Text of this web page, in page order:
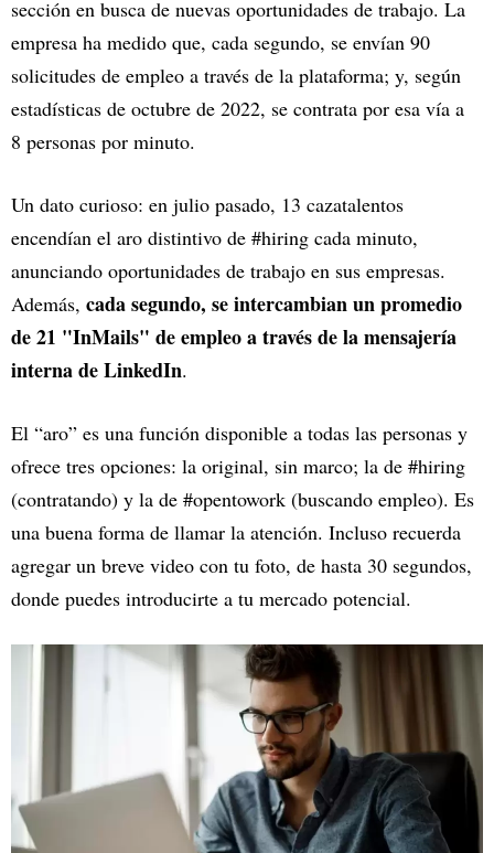
sección en busca de nuevas oportunidades de trabajo. La
empresa ha medido que, cada segundo, se envían 90
solicitudes de empleo a través de la plataforma; y, según
estadísticas de octubre de 2022, se contrata por esa vía a
8 personas por minuto.
Un dato curioso: en julio pasado, 13 cazatalentos
encendían el aro distintivo de #hiring cada minuto,
anunciando oportunidades de trabajo en sus empresas.
Además, cada segundo, se intercambian un promedio
de 21 "InMails" de empleo a través de la mensajería
interna de LinkedIn.
El “aro” es una función disponible a todas las personas y
ofrece tres opciones: la original, sin marco; la de #hiring
(contratando) y la de #opentowork (buscando empleo). Es
una buena forma de llamar la atención. Incluso recuerda
agregar un breve video con tu foto, de hasta 30 segundos,
donde puedes introducirte a tu mercado potencial.